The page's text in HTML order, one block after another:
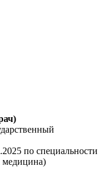
по специальности
медицина)